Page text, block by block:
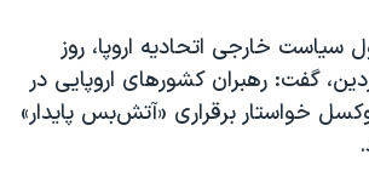
۹۸
خارجی اتحادیه اروپا، روز
گفت: رهبران کشورهای اروپایی در
خواستار برقراری «آتش‌بس پایدار»